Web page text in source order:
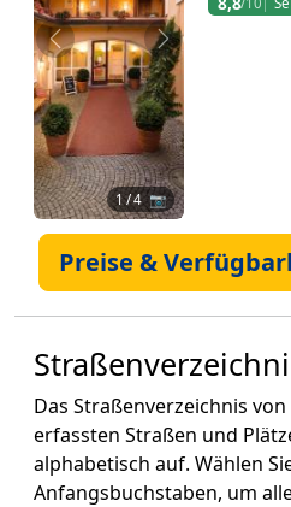
Zurück Weiter
1/ 4 📷
Preise &
Das Straßenverzeichnis
erfassten Straßen und
alphabetisch auf. Wählen
Anfangsbuchstaben, um